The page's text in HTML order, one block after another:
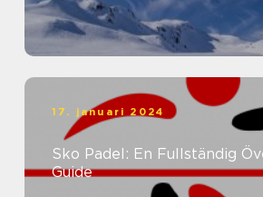
17. januari 2024
Sko Padel: En Fullständig
Guide